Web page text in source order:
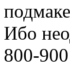
Ибо
800-